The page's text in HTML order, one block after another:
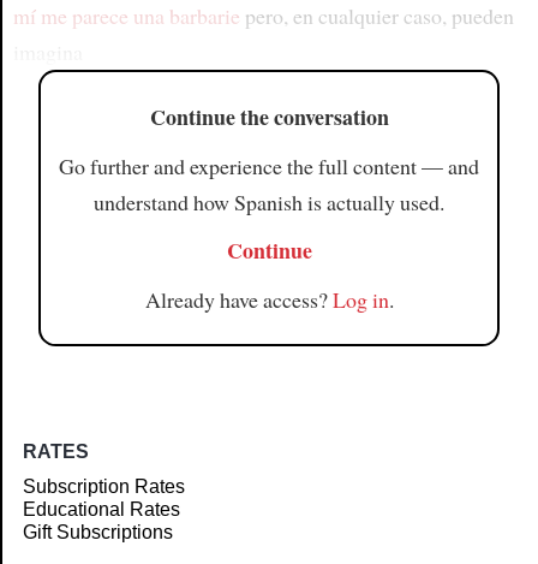
mí me parece una barbarie pero, en cualquier caso, pueden
Continue the conversation
Go further and experience the full content — and
understand how Spanish is actually used.
Continue
Already have access?Log in.
RATES
Subscription Rates
Educational Rates
Gift Subscriptions